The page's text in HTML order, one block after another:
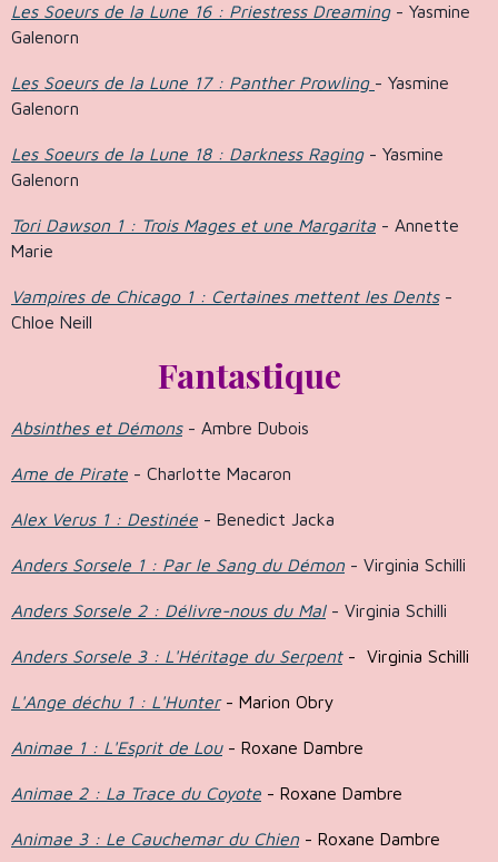
Les Soeurs de la Lune 16 : Priestress Dreaming- Yasmine
Galenorn
Les Soeurs de la Lune 17 : Panther Prowling - Yasmine
Galenorn
Les Soeurs de la Lune 18 : Darkness Raging- Yasmine
Galenorn
Tori Dawson 1 : Trois Mages et une Margarita - Annette
Marie
Vampires de Chicago 1 : Certaines mettent les Dents-
Chloe Neill
Fantastique
Absinthes et Démons- Ambre Dubois
Ame de Pirate - Charlotte Macaron
Alex Verus 1 : Destinée - Benedict Jacka
Anders Sorsele 1 : Par le Sang du Démon - Virginia Schilli
Anders Sorsele 2 : Délivre-nous du Mal- Virginia Schilli
Anders Sorsele 3 : L'Héritage du Serpent- Virginia Schilli
L'Ange déchu 1 : L'Hunter- Marion Obry
Animae 1 : L'Esprit de Lou- Roxane Dambre
Animae 2 : La Trace du Coyote - Roxane Dambre
Animae 3 : Le Cauchemar du Chien - Roxane Dambre